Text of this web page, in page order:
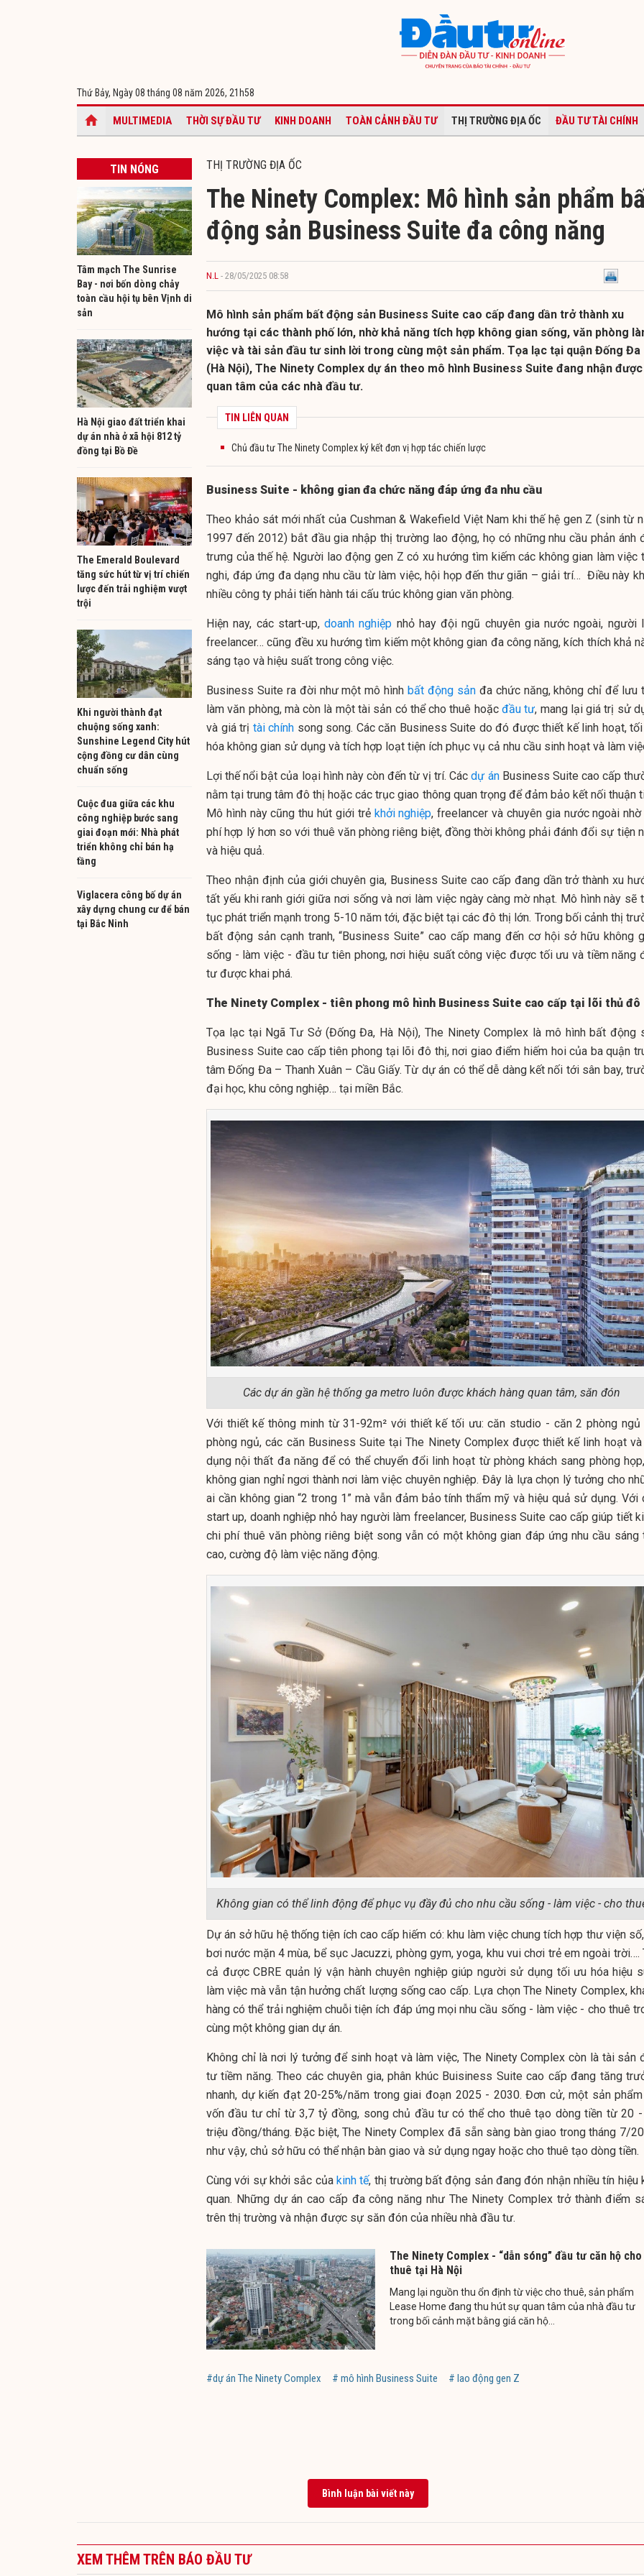
Thứ Bảy, Ngày 08 tháng 08 năm 2026, 21h58
MULTIMEDIA THỜI SỰ ĐẦU TƯ KINH DOANH TOÀN CẢNH ĐẦU TƯ THỊ TRƯỜNG ĐỊA ỐC ĐẦU TƯ TÀI CHÍNH
TIN NÓNG
Tâm mạch The Sunrise
Bay - nơi bốn dòng chảy
toàn cầu hội tụ bên Vịnh di
sản
Hà Nội giao đất triển khai
dự án nhà ở xã hội 812 tỷ
đồng tại Bồ Đề
The Emerald Boulevard
tăng sức hút từ vị trí chiến
lược đến trải nghiệm vượt
trội
Khi người thành đạt
chuộng sống xanh:
Sunshine Legend City hút
cộng đồng cư dân cùng
chuẩn sống
Cuộc đua giữa các khu
công nghiệp bước sang
giai đoạn mới: Nhà phát
triển không chỉ bán hạ
tầng
Viglacera công bố dự án
xây dựng chung cư để bán
tại Bắc Ninh
THỊ TRƯỜNG ĐỊA ỐC
The Ninety Complex: Mô hình sản phẩm
động sản Business Suite đa công năng
N.L - 28/05/2025 08:58
Mô hình sản phẩm bất động sản Business Suite cao cấp đang dần trở thành xu
hướng tại các thành phố lớn, nhờ khả năng tích hợp không gian sống, văn phòng
việc và tài sản đầu tư sinh lời trong cùng một sản phẩm. Tọa lạc tại quận Đống Đa
(Hà Nội), The Ninety Complex dự án theo mô hình Business Suite đang nhận
quan tâm của các nhà đầu tư.
TIN LIÊN QUAN
Chủ đầu tư The Ninety Complex ký kết đơn vị hợp tác chiến lược
Business Suite - không gian đa chức năng đáp ứng đa nhu cầu
Theo khảo sát mới nhất của Cushman & Wakefield Việt Nam khi thế hệ gen Z (sinh từ
1997 đến 2012) bắt đầu gia nhập thị trường lao động, họ có những nhu cầu phản ánh
trưng của thế hệ. Người lao động gen Z có xu hướng tìm kiếm các không gian làm việc
nghi, đáp ứng đa dạng nhu cầu từ làm việc, hội họp đến thư giãn – giải trí… Điều này
nhiều công ty phải tiến hành tái cấu trúc không gian văn phòng.
Hiện nay, các start-up,doanh nghiệp nhỏ hay đội ngũ chuyên gia nước ngoài, người
freelancer… cũng đều xu hướng tìm kiếm một không gian đa công năng, kích thích khả
sáng tạo và hiệu suất trong công việc.
Business Suite ra đời như một mô hìnhbất động sảnđa chức năng, không chỉ để lưu
làm văn phòng, mà còn là một tài sản có thể cho thuê hoặc đầu tư, mang lại giá trị sử
và giá trị tài chính song song. Các căn Business Suite do đó được thiết kế linh hoạt,
hóa không gian sử dụng và tích hợp loạt tiện ích phục vụ cả nhu cầu sinh hoạt và làm
Lợi thế nổi bật của loại hình này còn đến từ vị trí. Cácdự ánBusiness Suite cao cấp
nằm tại trung tâm đô thị hoặc các trục giao thông quan trọng để đảm bảo kết nối thuận
Mô hình này cũng thu hút giới trẻ khởi nghiệp, freelancer và chuyên gia nước ngoài nhờ
phí hợp lý hơn so với thuê văn phòng riêng biệt, đồng thời không phải đánh đổi sự tiện
và hiệu quả.
Theo nhận định của giới chuyên gia, Business Suite cao cấp đang dần trở thành xu
tất yếu khi ranh giới giữa nơi sống và nơi làm việc ngày càng mờ nhạt. Mô hình này sẽ
tục phát triển mạnh trong 5-10 năm tới, đặc biệt tại các đô thị lớn. Trong bối cảnh thị
bất động sản cạnh tranh, “Business Suite” cao cấp mang đến cơ hội sở hữu không
sống - làm việc - đầu tư tiên phong, nơi hiệu suất công việc được tối ưu và tiềm năng
tư được khai phá.
The Ninety Complex - tiên phong mô hình Business Suite cao cấp tại lõi thủ đô
Tọa lạc tại Ngã Tư Sở (Đống Đa, Hà Nội), The Ninety Complex là mô hình bất động
Business Suite cao cấp tiên phong tại lõi đô thị, nơi giao điểm hiếm hoi của ba quận
tâm Đống Đa – Thanh Xuân – Cầu Giấy. Từ dự án có thể dễ dàng kết nối tới sân bay,
đại học, khu công nghiệp… tại miền Bắc.
Các dự án gần hệ thống ga metro luôn được khách hàng quan tâm, săn đón
Với thiết kế thông minh từ 31-92m² với thiết kế tối ưu: căn studio - căn 2 phòng
phòng ngủ, các căn Business Suite tại The Ninety Complex được thiết kế linh hoạt
dụng nội thất đa năng để có thể chuyển đổi linh hoạt từ phòng khách sang phòng
không gian nghỉ ngơi thành nơi làm việc chuyên nghiệp. Đây là lựa chọn lý tưởng cho
ai cần không gian “2 trong 1” mà vẫn đảm bảo tính thẩm mỹ và hiệu quả sử dụng. Với
start up, doanh nghiệp nhỏ hay người làm freelancer, Business Suite cao cấp giúp tiết
chi phí thuê văn phòng riêng biệt song vẫn có một không gian đáp ứng nhu cầu sáng
cao, cường độ làm việc năng động.
Không gian có thể linh động để phục vụ đầy đủ cho nhu cầu sống - làm việc - cho
Dự án sở hữu hệ thống tiện ích cao cấp hiếm có: khu làm việc chung tích hợp thư viện
bơi nước mặn 4 mùa, bể sục Jacuzzi, phòng gym, yoga, khu vui chơi trẻ em ngoài trời….
cả được CBRE quản lý vận hành chuyên nghiệp giúp người sử dụng tối ưu hóa hiệu
làm việc mà vẫn tận hưởng chất lượng sống cao cấp. Lựa chọn The Ninety Complex,
hàng có thể trải nghiệm chuỗi tiện ích đáp ứng mọi nhu cầu sống - làm việc - cho thuê
cùng một không gian dự án.
Không chỉ là nơi lý tưởng để sinh hoạt và làm việc, The Ninety Complex còn là tài sản
tư tiềm năng. Theo các chuyên gia, phân khúc Buisiness Suite cao cấp đang tăng
nhanh, dự kiến đạt 20-25%/năm trong giai đoạn 2025 - 2030. Đơn cử, một sản
vốn đầu tư chỉ từ 3,7 tỷ đồng, song chủ đầu tư có thể cho thuê tạo dòng tiền từ 20
triệu đồng/tháng. Đặc biệt, The Ninety Complex đã sẵn sàng bàn giao trong tháng 7/
như vậy, chủ sở hữu có thể nhận bàn giao và sử dụng ngay hoặc cho thuê tạo dòng tiền.
Cùng với sự khởi sắc của kinh tế, thị trường bất động sản đang đón nhận nhiều tín hiệu
quan. Những dự án cao cấp đa công năng như The Ninety Complex trở thành điểm
trên thị trường và nhận được sự săn đón của nhiều nhà đầu tư.
The Ninety Complex - “dẫn sóng” đầu tư căn hộ cho
thuê tại Hà Nội
Mang lại nguồn thu ổn định từ việc cho thuê, sản phẩm
Lease Home đang thu hút sự quan tâm của nhà đầu tư
trong bối cảnh mặt bằng giá căn hộ...
#dự án The Ninety Complex # mô hình Business Suite # lao động gen Z
Bình luận bài viết này
XEM THÊM TRÊN BÁO ĐẦU TƯ